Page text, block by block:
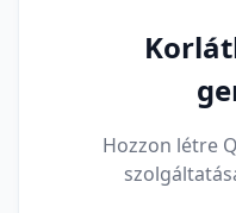
Hozzon létre